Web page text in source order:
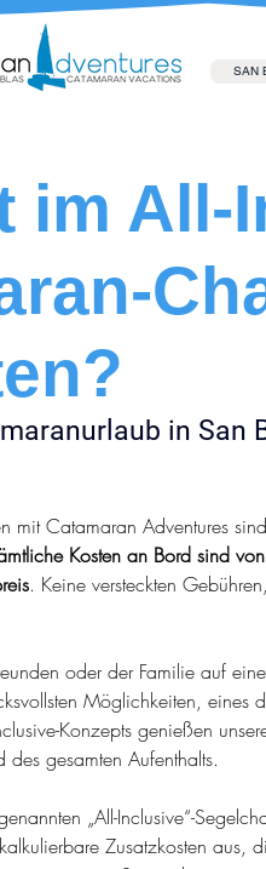
SAN
im All-
in San
mit Catamaran Adventures
Kosten an Bord sind
. Keine versteckten
oder der Familie auf
Möglichkeiten, eines
Konzepts genießen
des gesamten Aufenthalts.
„All-Inclusive“-
Zusatzkosten aus,